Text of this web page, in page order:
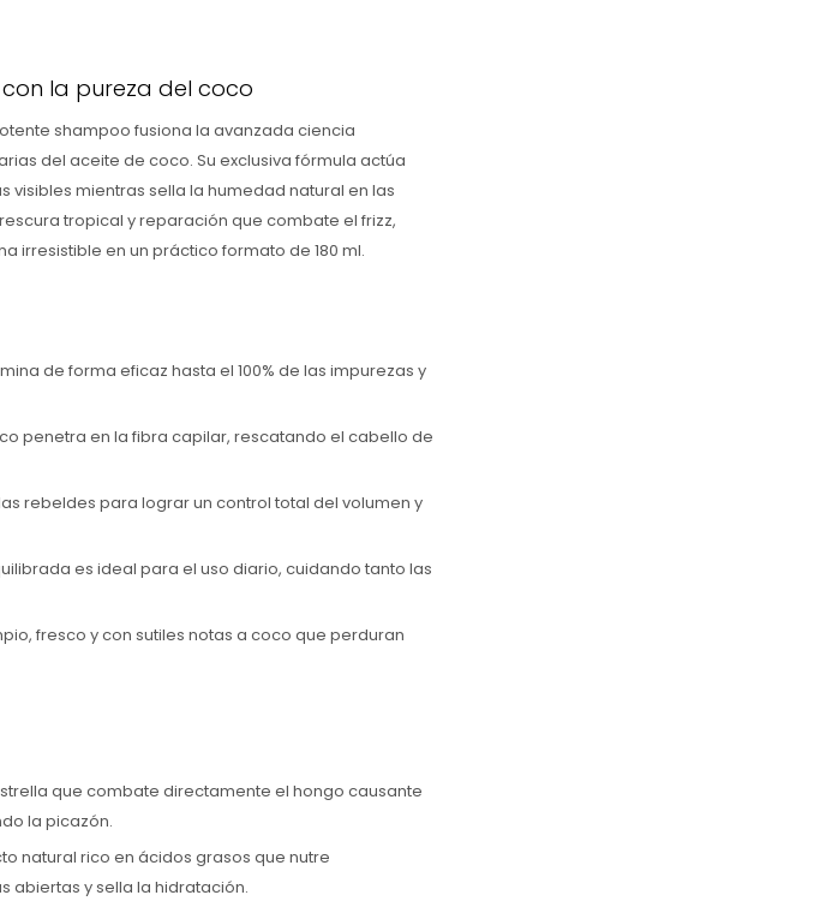
la pureza del coco
shampoo fusiona la avanzada ciencia
del aceite de coco. Su exclusiva fórmula actúa
visibles mientras sella la humedad natural en las
tropical y reparación que combate el frizz,
irresistible en un práctico formato de 180 ml.
de forma eficaz hasta el 100% de las impurezas y
penetra en la fibra capilar, rescatando el cabello de
rebeldes para lograr un control total del volumen y
es ideal para el uso diario, cuidando tanto las
fresco y con sutiles notas a coco que perduran
que combate directamente el hongo causante
la picazón.
natural rico en ácidos grasos que nutre
abiertas y sella la hidratación.